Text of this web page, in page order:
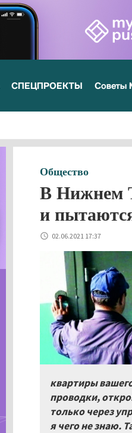
СПЕЦПРОЕКТЫ Советы
Общество
В Нижнем
и
02.06.2021 17:37
квартиры
проводки,
только через
я чего не знаю.